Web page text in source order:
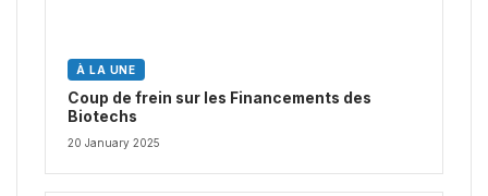
À LA UNE
Coup de frein sur les Financements des
Biotechs
20 January 2025